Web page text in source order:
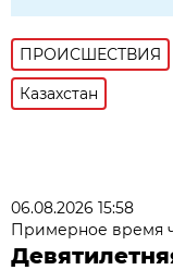
ПРОИСШЕСТВИЯ
Казахстан
06.08.2026 15:58
Примерное время